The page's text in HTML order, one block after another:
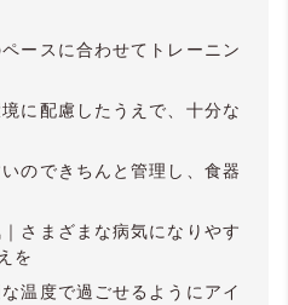
ースに合わせてトレーニン
に配慮したうえで、十分な
のできちんと管理し、食器
さまざまな病気になりやす
を
温度で過ごせるようにアイ